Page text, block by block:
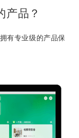
产品？
有专业级的产品保